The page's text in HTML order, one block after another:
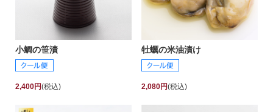
小鯛の笹漬
2,400円(税込)
牡蠣の米油漬け
2,080円(税込)